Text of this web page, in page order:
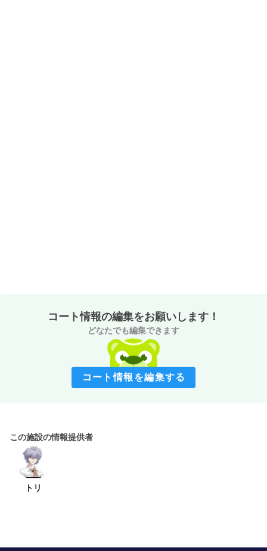
コート情報の編集をお願いします！
どなたでも編集できます
コート情報を編集する
この施設の情報提供者
トリ